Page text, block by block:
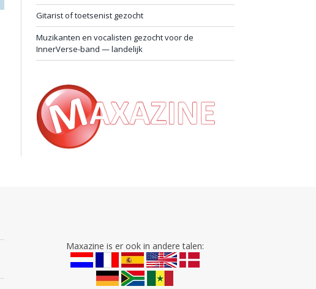
Gitarist of toetsenist gezocht
Muzikanten en vocalisten gezocht voor de
InnerVerse-band — landelijk
Maxazine is er ook in andere talen: